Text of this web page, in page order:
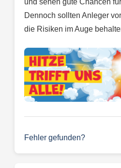
und sehen gute Chancen
Dennoch sollten Anleger
die Risiken im Auge
Fehler gefunden?